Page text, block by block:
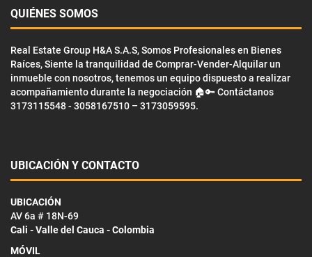
QUIÉNES SOMOS
Real Estate Group H&A S.A.S, Somos Profesionales en Bienes
Raíces, Siente la tranquilidad de Comprar-Vender-Alquilar un
inmueble con nosotros, tenemos un equipo dispuesto a realizar
acompañamiento durante la negociación 🏠🔑 Contáctanos
3173115548 - 3058167510 – 3173059595.
UBICACIÓN Y CONTACTO
UBICACIÓN
AV 6a # 18N-69
Cali - Valle del Cauca - Colombia
MÓVIL